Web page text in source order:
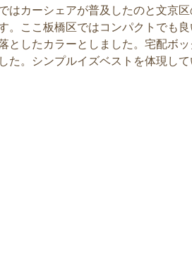
はカーシェアが普及したのと文京
。ここ板橋区ではコンパクトでも
としたカラーとしました。宅配ボ
た。シンプルイズベストを体現し